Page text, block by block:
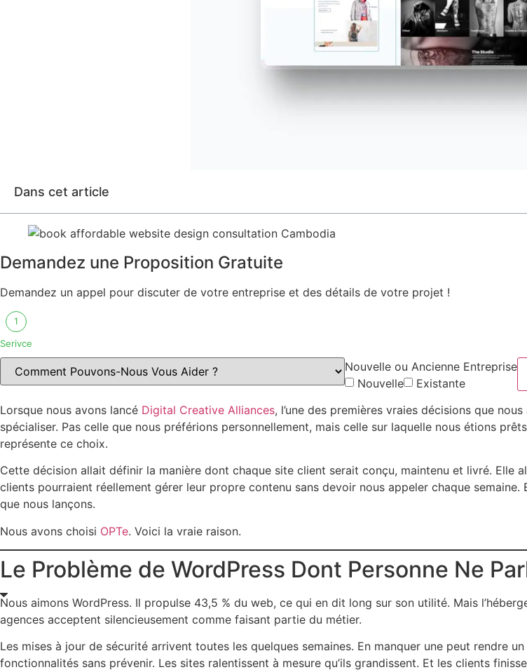
Dans cet article
Demandez une Proposition Gratuite
Demandez un appel pour discuter de votre entreprise et des détails de votre projet !
1
Serivce
Nouvelle ou Ancienne Entreprise
Nouvelle
Existante
Lorsque nous avons lancé Digital Creative Alliances, l’une des premières vraies décisions que
spécialiser. Pas celle que nous préférions personnellement, mais celle sur laquelle nous étions
représente ce choix.
Cette décision allait définir la manière dont chaque site client serait conçu, maintenu et livré.
clients pourraient réellement gérer leur propre contenu sans devoir nous appeler chaque
que nous lançons.
Nous avons choisi OPTe. Voici la vraie raison.
Le Problème de WordPress Dont Personne Ne
Nous aimons WordPress. Il propulse 43,5 % du web, ce qui en dit long sur son utilité. Mais
agences acceptent silencieusement comme faisant partie du métier.
Les mises à jour de sécurité arrivent toutes les quelques semaines. En manquer une peut rendre
fonctionnalités sans prévenir. Les sites ralentissent à mesure qu’ils grandissent. Et les clients